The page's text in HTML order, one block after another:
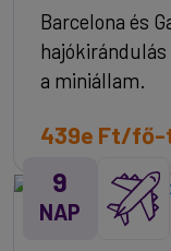
Barcelona és
a miniállam.
439e Ft/fő-
9
NAP